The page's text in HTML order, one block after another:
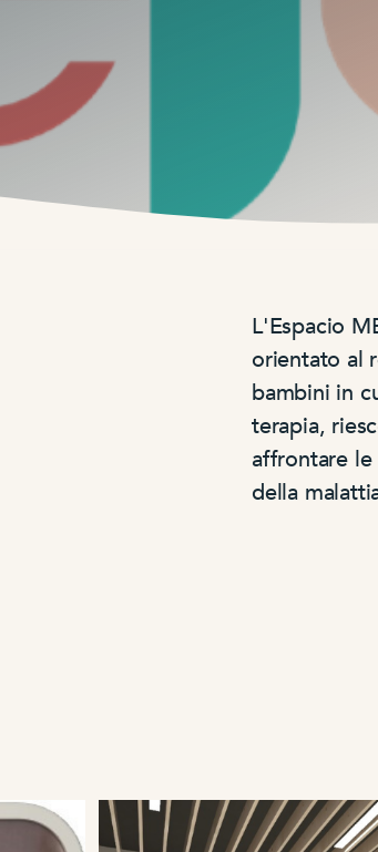
L'Espacio
orientato al
bambini in
terapia,
affrontare
della